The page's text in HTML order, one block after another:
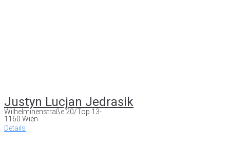
Justyn Lucjan Jedrasik
Wilhelminenstraße 20/Top 13-
1160 Wien
Details